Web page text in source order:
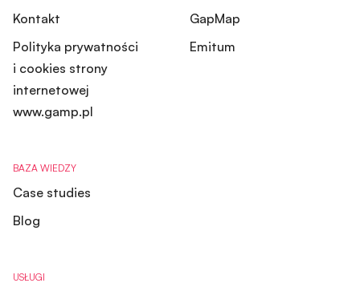
Kontakt
Polityka prywatności
i cookies strony
internetowej
www.gamp.pl
GapMap
Emitum
BAZA WIEDZY
Case studies
Blog
USŁUGI